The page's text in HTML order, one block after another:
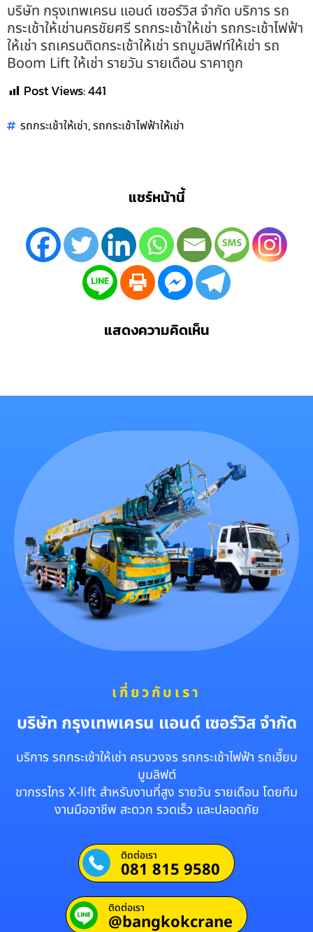
บริษัท กรุงเทพเครน แอนด์ เซอร์วิส จำกัด บริการ รถ
กระเช้าให้เช่านครชัยศรี รถกระเช้าให้เช่า รถกระเช้าไฟฟ้า
ให้เช่า รถเครนติดกระเช้าให้เช่า รถบูมลิฟท์ให้เช่า รถ
Boom Lift ให้เช่า รายวัน รายเดือน ราคาถูก
Post Views:441
รถกระเช้าให้เช่า,รถกระเช้าไฟฟ้าให้เช่า
แชร์หน้านี้
แสดงความคิดเห็น
เกี่ยวกับเรา
บริษัท กรุงเทพเครน แอนด์ เซอร์วิส จำกัด
บริการ รถกระเช้าให้เช่า ครบวงจร รถกระเช้าไฟฟ้า รถเฮี๊ยบ
บูมลิฟต์
ขากรรไกร X-lift สำหรับงานที่สูง รายวัน รายเดือน โดยทีม
งานมืออาชีพ สะดวก รวดเร็ว และปลอดภัย
ติดต่อเรา
081 815 9580
ติดต่อเรา
@bangkokcrane